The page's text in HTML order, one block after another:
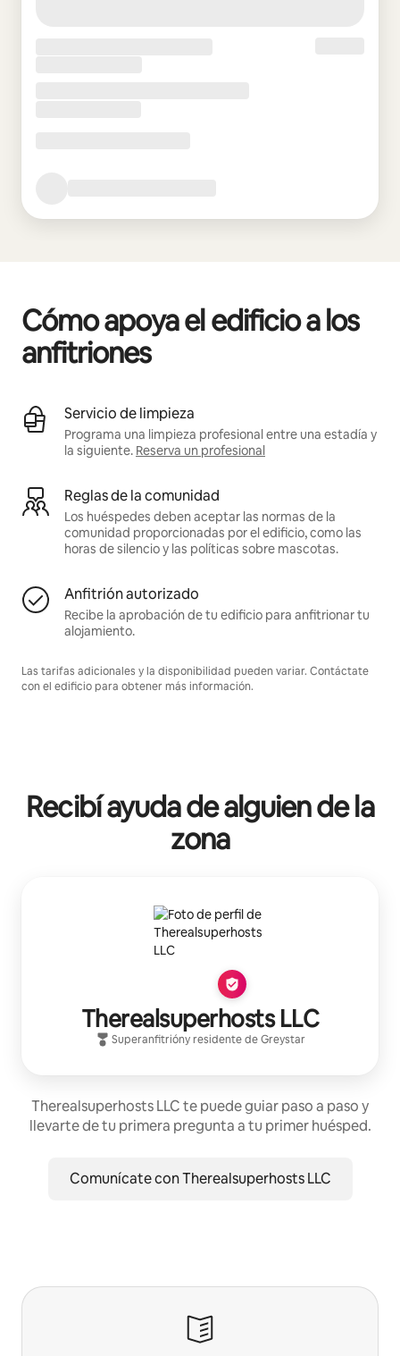
Cómo apoya el edificio a los
anfitriones
Servicio de limpieza
Programa una limpieza profesional entre una estadía y
la siguiente. Reserva un profesional
Reglas de la comunidad
Los huéspedes deben aceptar las normas de la
comunidad proporcionadas por el edificio, como las
horas de silencio y las políticas sobre mascotas.
Anfitrión autorizado
Recibe la aprobación de tu edificio para anfitrionar tu
alojamiento.
Las tarifas adicionales y la disponibilidad pueden variar. Contáctate
con el edificio para obtener más información.
Recibí ayuda de alguien de la
zona
Therealsuperhosts LLC
Superanfitrióny residente deGreystar
Therealsuperhosts LLC te puede guiar paso a paso y
llevarte de tu primera pregunta a tu primer huésped.
Comunícate con Therealsuperhosts LLC